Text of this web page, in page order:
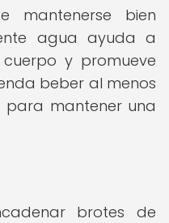
mantenerse bien
agua ayuda a
y promueve
beber al menos
mantener una
brotes de